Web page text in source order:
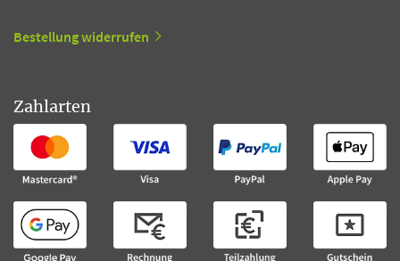
Bestellung widerrufen
Zahlarten